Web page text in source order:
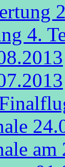
4.
am